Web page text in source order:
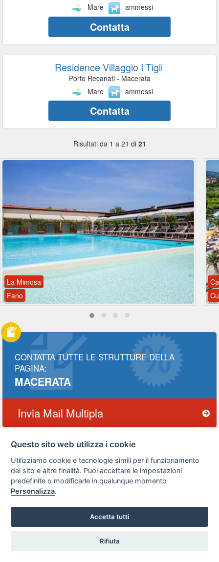
Mare
ammessi
Contatta
Residence Villaggio I Tigli
Porto Recanati - Macerata
Mare
ammessi
Contatta
Risultati da 1 a 21 di 21
La Mimosa
Fano
CONTATTA TUTTE LE STRUTTURE DELLA
PAGINA:
MACERATA
Invia Mail Multipla
Privacy
policy
Avviso
legale
Scrivici
Preferenze cookie
Copyright © 2008
SVILUPPO TURISMO ITALIA S.r.L. unipersonale
P.IVA: 01665350433 - R.E.A. FM-195884 Via A. Costa, 2
Questo sito web utilizza i cookie
Utilizziamo cookie e tecnologie simili per il funzionamento
del sito e altre finalità. Puoi accettare le impostazioni
predefinite o modificarle in qualunque momento
Personalizza.
Accetta tutti
Rifiuta